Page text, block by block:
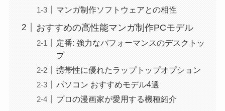
マンガ制作ソフトウェアとの相性
おすすめの高性能マンガ制作PCモデル
定番: 強力なパフォーマンスのデスクトッ
プ
携帯性に優れたラップトップオプション
パソコン おすすめモデル4選
プロの漫画家が愛用する機種紹介